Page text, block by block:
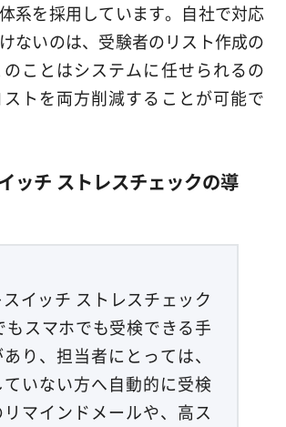
系を採用しています。自社で対応
ないのは、受験者のリスト作成の
ことはシステムに任せられるの
トを両方削減することが可能で
ッチ ストレスチェックの導
イッチ ストレスチェック
もスマホでも受検できる手
り、担当者にとっては、
いない方へ自動的に受検
マインドメールや、高ス